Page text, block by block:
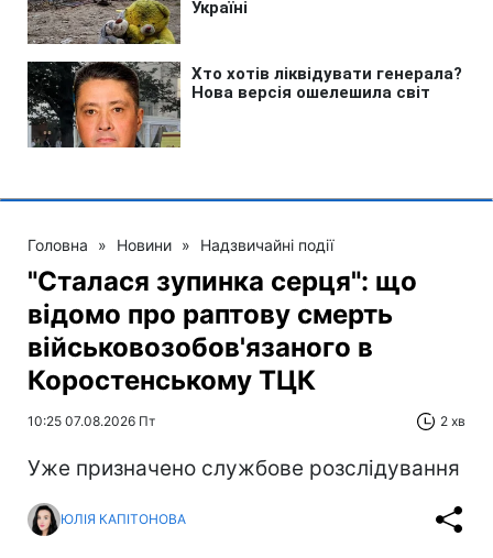
Головна » Новини » Надзвичайні події
"Сталася зупинка серця": що
відомо про раптову смерть
військовозобов'язаного в
Коростенському ТЦК
10:25 07.08.2026 Пт 2 хв
Уже призначено службове розслідування
ЮЛІЯ КАПІТОНОВА